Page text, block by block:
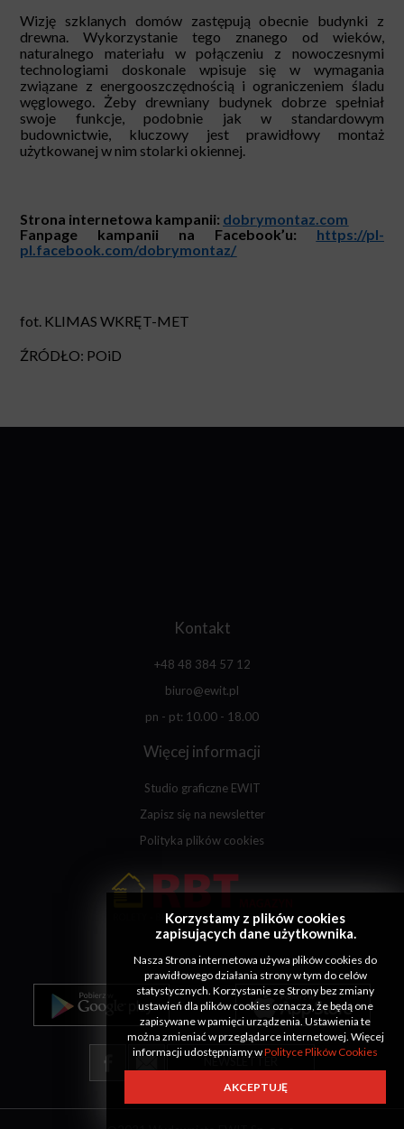
Wizję szklanych domów zastępują obecnie budynki z
drewna. Wykorzystanie tego znanego od wieków,
naturalnego materiału w połączeniu z nowoczesnymi
technologiami doskonale wpisuje się w wymagania
związane z energooszczędnością i ograniczeniem śladu
węglowego. Żeby drewniany budynek dobrze spełniał
swoje funkcje, podobnie jak w standardowym
budownictwie, kluczowy jest prawidłowy montaż
użytkowanej w nim stolarki okiennej.
Strona internetowa kampanii: dobrymontaz.com
Fanpage kampanii na Facebook’u:
https://pl-
pl.facebook.com/dobrymontaz/
fot. KLIMAS WKRĘT-MET
ŹRÓDŁO: POiD
Kontakt
+48 48 384 57 12
biuro@ewit.pl
pn - pt: 10.00 - 18.00
Więcej informacji
Studio graficzne EWIT
Zapisz się na newsletter
Polityka plików cookies
NEWSLETTER
Korzystamy z plików cookies
zapisujących dane użytkownika.
Nasza Strona internetowa używa plików cookies do
prawidłowego działania strony w tym do celów
statystycznych. Korzystanie ze Strony bez zmiany
ustawień dla plików cookies oznacza, że będą one
zapisywane w pamięci urządzenia. Ustawienia te
można zmieniać w przeglądarce internetowej. Więcej
informacji udostępniamy wPolityce Plików Cookies
AKCEPTUJĘ